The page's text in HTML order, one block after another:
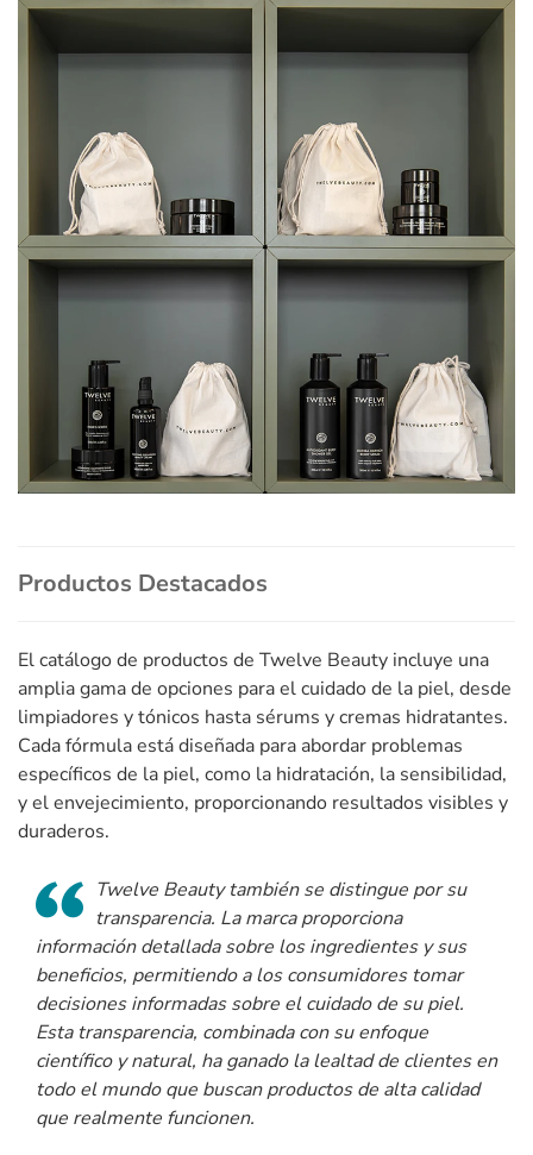
Productos Destacados
El catálogo de productos de Twelve Beauty incluye una
amplia gama de opciones para el cuidado de la piel, desde
limpiadores y tónicos hasta sérums y cremas hidratantes.
Cada fórmula está diseñada para abordar problemas
específicos de la piel, como la hidratación, la sensibilidad,
y el envejecimiento, proporcionando resultados visibles y
duraderos.
Twelve Beauty también se distingue por su
transparencia. La marca proporciona
información detallada sobre los ingredientes y sus
beneficios, permitiendo a los consumidores tomar
decisiones informadas sobre el cuidado de su piel.
Esta transparencia, combinada con su enfoque
científico y natural, ha ganado la lealtad de clientes en
todo el mundo que buscan productos de alta calidad
que realmente funcionen.